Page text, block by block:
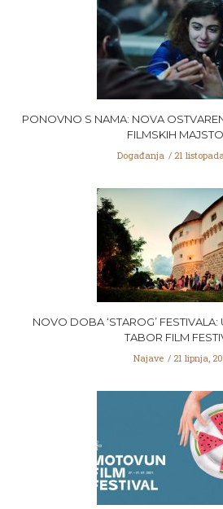
PONOVNO S NAMA: NOVA
FILMSKIH
Događanja 21
NOVO DOBA ‘STAROG’ FESTIVALA:
TABOR FILM
Najave 21 lipnja,